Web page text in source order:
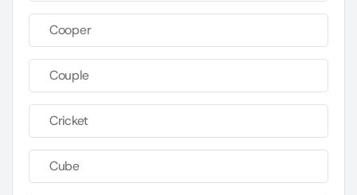
Cooper
Couple
Cricket
Cube